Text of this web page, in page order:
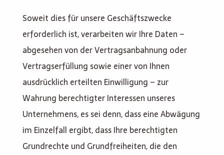
Soweit dies für unsere Geschäftszwecke
erforderlich ist, verarbeiten wir Ihre Daten –
abgesehen von der Vertragsanbahnung oder
Vertragserfüllung sowie einer von Ihnen
ausdrücklich erteilten Einwilligung – zur
Wahrung berechtigter Interessen unseres
Unternehmens, es sei denn, dass eine Abwägung
im Einzelfall ergibt, dass Ihre berechtigten
Grundrechte und Grundfreiheiten, die den